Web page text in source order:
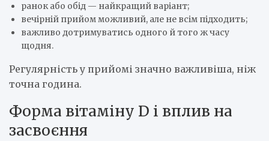
ранок або обід — найкращий варіант;
вечірній прийом можливий, але не всім підходить;
важливо дотримуватись одного й того ж часу
щодня.
Регулярність у прийомі значно важливіша, ніж
точна година.
Форма вітаміну D і вплив на
засвоєння